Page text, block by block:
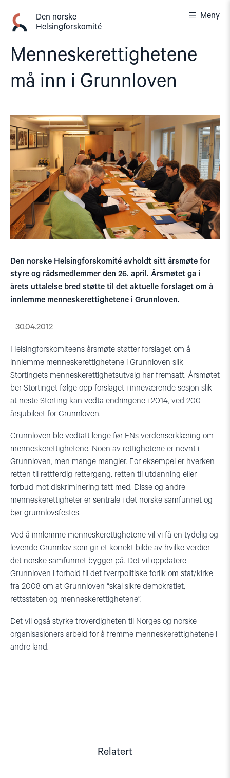
innhold
Den norske
Helsingforskomité
Meny
Menneskerettighetene
må inn i Grunnloven
Den norske Helsingforskomité avholdt sitt årsmøte for
styre og rådsmedlemmer den 26. april. Årsmøtet ga i
årets uttalelse bred støtte til det aktuelle forslaget om å
innlemme menneskerettighetene i Grunnloven.
30.04.2012
Helsingforskomiteens årsmøte støtter forslaget om å
innlemme menneskerettighetene i Grunnloven slik
Stortingets menneskerettighetsutvalg har fremsatt. Årsmøtet
ber Stortinget følge opp forslaget i inneværende sesjon slik
at neste Storting kan vedta endringene i 2014, ved 200-
årsjubileet for Grunnloven.
Grunnloven ble vedtatt lenge før FNs verdenserklæring om
menneskerettighetene. Noen av rettighetene er nevnt i
Grunnloven, men mange mangler. For eksempel er hverken
retten til rettferdig rettergang, retten til utdanning eller
forbud mot diskriminering tatt med. Disse og andre
menneskerettigheter er sentrale i det norske samfunnet og
bør grunnlovsfestes.
Ved å innlemme menneskerettighetene vil vi få en tydelig og
levende Grunnlov som gir et korrekt bilde av hvilke verdier
det norske samfunnet bygger på. Det vil oppdatere
Grunnloven i forhold til det tverrpolitiske forlik om stat/kirke
fra 2008 om at Grunnloven “skal sikre demokratiet,
rettsstaten og menneskerettighetene”.
Det vil også styrke troverdigheten til Norges og norske
organisasjoners arbeid for å fremme menneskerettighetene i
andre land.
Relatert